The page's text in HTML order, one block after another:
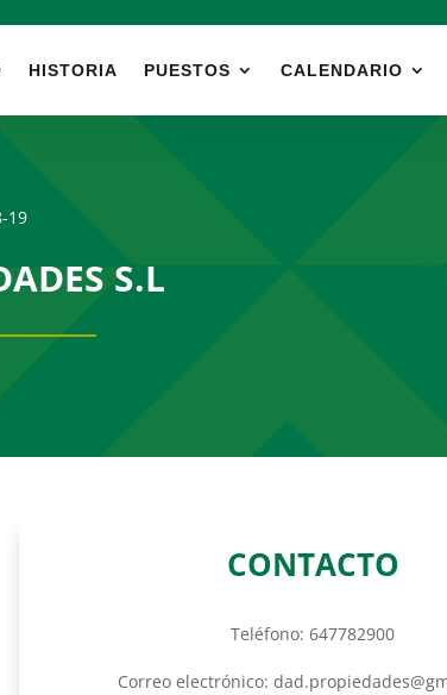
HISTORIA PUESTOS CALENDARIO
19
S.L
CONTACTO
Teléfono: 647782900
Correo electrónico: